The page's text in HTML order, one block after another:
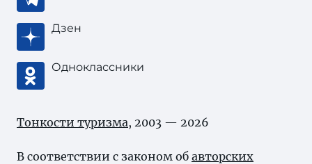
Дзен
Одноклассники
Тонкости туризма, 2003 — 2026
В соответствии с законом об авторских